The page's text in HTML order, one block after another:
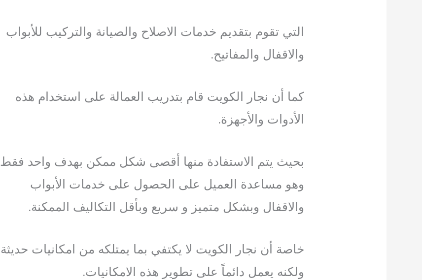
التي تقوم بتقديم خدمات الاصلاح والصيانة والتركيب للأبواب
والاقفال والمفاتيح.
كما أن نجار الكويت قام بتدريب العمالة على استخدام هذه
الأدوات والأجهزة.
بحيث يتم الاستفادة منها أقصى شكل ممكن بهدف واحد فقط
وهو مساعدة العميل على الحصول على خدمات الأبواب
والاقفال وبشكل متميز و سريع وبأقل التكاليف الممكنة.
خاصة أن نجار الكويت لا يكتفي بما يمتلكه من امكانيات حديثة
ولكنه يعمل دائماً على تطوير هذه الامكانيات.